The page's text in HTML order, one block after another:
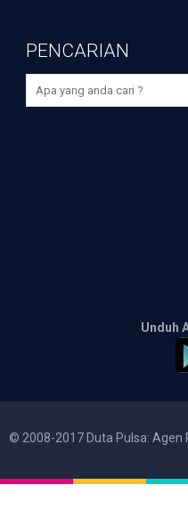
PENCARIAN
Unduh
© 2008-2017 Duta Pulsa: Agen